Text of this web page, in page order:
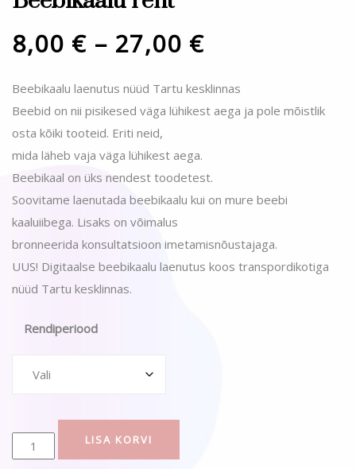
8,00 € – 27,00 €
Beebikaalu laenutus nüüd Tartu kesklinnas
Beebid on nii pisikesed väga lühikest aega ja pole mõistlik
osta kõiki tooteid. Eriti neid,
mida läheb vaja väga lühikest aega.
Beebikaal on üks nendest toodetest.
Soovitame laenutada beebikaalu kui on mure beebi
kaaluiibega. Lisaks on võimalus
bronneerida konsultatsioon imetamisnõustajaga.
UUS! Digitaalse beebikaalu laenutus koos transpordikotiga
nüüd Tartu kesklinnas.
Rendiperiood
LISA KORVI